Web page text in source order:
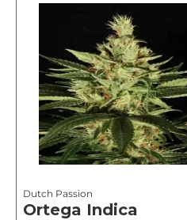
Dutch Passion
Ortega Indica